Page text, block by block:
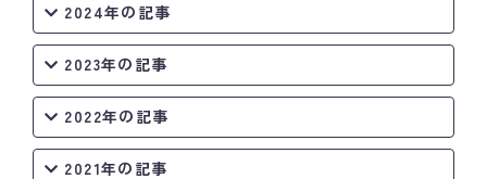
例会場・事務局の案内
リンク集
情報公開
入会のご案内
2024年の記事
2023年の記事
2022年の記事
2021年の記事